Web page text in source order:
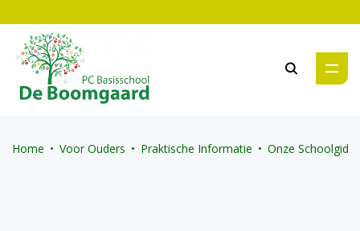
Zoeken
Home Voor Ouders Praktische Informatie Onze Schoolgids